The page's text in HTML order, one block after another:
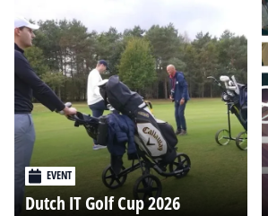
EVENT
Dutch IT Golf Cup 2026